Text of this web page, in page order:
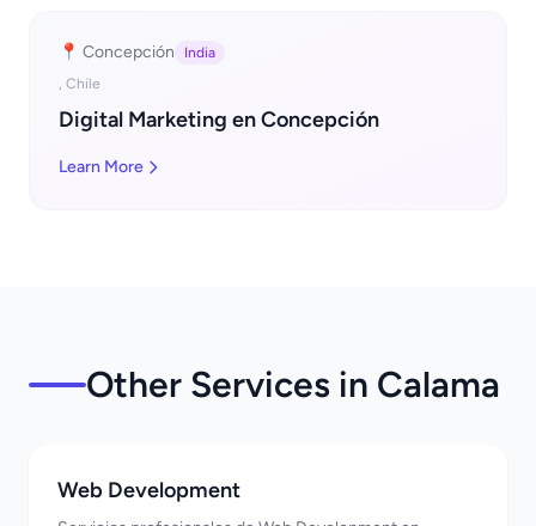
📍 Concepción
India
, Chile
Digital Marketing en Concepción
Learn More
Other Services in Calama
Web Development